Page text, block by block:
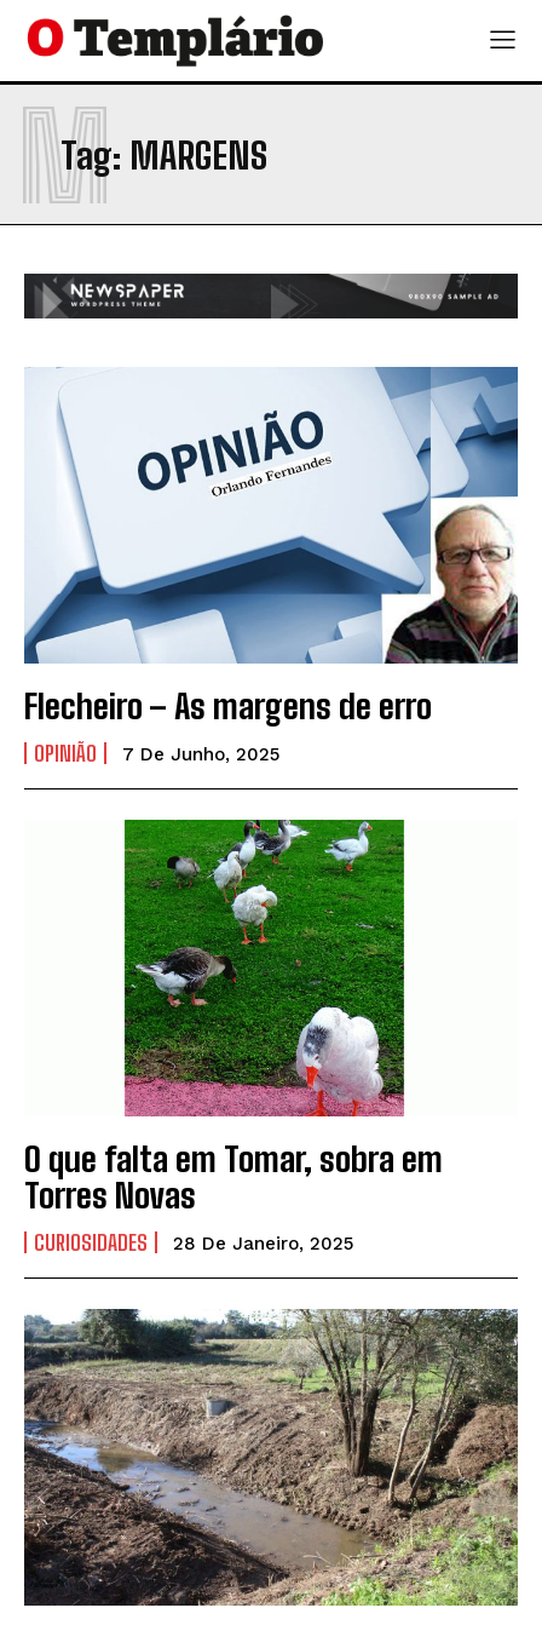
Tag: MARGENS
M
Flecheiro – As margens de erro
OPINIÃO 7 De Junho, 2025
O que falta em Tomar, sobra em
Torres Novas
CURIOSIDADES 28 De Janeiro, 2025